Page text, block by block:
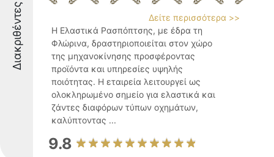
Διακριθέντες
Δείτε περισσότερα >>
Η Ελαστικά Ρασπόπτσης, με έδρα τη
Φλώρινα, δραστηριοποιείται στον χώρο
της μηχανοκίνησης προσφέροντας
προϊόντα και υπηρεσίες υψηλής
ποιότητας. Η εταιρεία λειτουργεί ως
ολοκληρωμένο σημείο για ελαστικά και
ζάντες διαφόρων τύπων οχημάτων,
καλύπτοντας ...
9.8